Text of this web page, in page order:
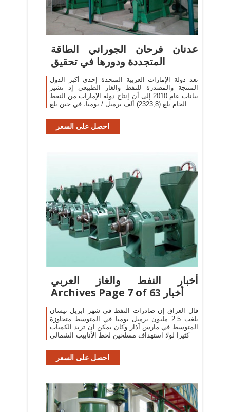
عدنان فرحان الجوراني الطاقة
المتجددة ودورها في تحقيق
تعد دولة الإمارات العربية المتحدة إحدى أكبر الدول
المنتجة والمصدرة للنفط والغاز الطبيعي إذ تشير
بيانات عام 2010 إلى أن إنتاج دولة الإمارات من النفط
الخام بلغ (2323,8) ألف برميل / يوميا، في حين بلغ
احصل على السعر
أخبار النفط والغاز العربي
Archives Page 7 of 63 أخبار
قال العراق إن صادرات النفط في شهر ابريل نيسان
بلغت 2.5 مليون برميل يوميا في المتوسط متجاوزة
المتوسط في مارس آذار وكان يمكن ان تزيد الكميات
كثيرا لولا استهداف مسلحين لخط الأنابيب الشمالي
احصل على السعر